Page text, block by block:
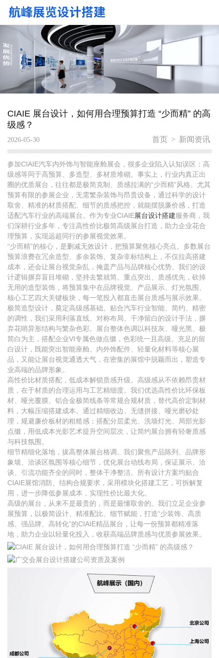
CIAIE 展台设计，如何用合理预算打造 “少而精” 的高
级感？
2026-05-30 首页 > 新闻资讯
参加CIAIE汽车内外饰与智能座舱展会，很多企业陷入认知误区：高
级感等同于高预算、多造型、多材质堆砌。事实上，行业内真正出
圈的优质展台，往往都是极简克制、质感拉满的“少而精”风格。尤其
预算有限的参展企业，无需繁杂装饰与昂贵设备，通过科学的设计
取舍、精准的材质搭配、细节的质感把控，就能摆脱廉价感，打造
适配汽车行业的高端展台。作为专业CIAIE展台设计搭建服务商，我
们深耕行业多年，专注高性价比极简高级展台打造，助力企业花合
理预算，实现远超同行的参展视觉效果。
“少而精”的核心，是删减无效设计，把预算聚焦核心亮点。多数展台
预算浪费在冗余造型、多余装饰、复杂非标结构上，不仅拉高搭建
成本，还会让展台视觉杂乱，掩盖产品与品牌核心优势。我们的设
计逻辑摒弃盲目堆砌，坚持去繁就简、重点突出、质感优先，砍掉
无用的造型装饰，将预算集中在品牌视觉、产品展示、灯光氛围、
核心工艺四大关键板块，每一笔投入都直击展台质感与展示效果。
极简造型设计，奠定高级感基础。贴合汽车行业智能、简约、精密
的调性，我们采用利落直线、对称布局、干净留白的设计手法，摒
弃花哨异形结构与繁杂色彩。展台整体色调以科技灰、哑光黑、极
简白为主，搭配企业VI专属色做点缀，色彩统一且高级。充足的留
白设计，既能突出智能座舱、内外饰配件、轻量化材料等核心展
品，又能让展台视觉通透大气，在密集的展馆中脱颖而出，塑造专
业高端的品牌形象。
高性价比材质搭配，低成本解锁质感升级。高级感从不依赖昂贵材
质，在于材质的合理运用与工艺精细度。我们优选高性价比环保板
材、哑光覆膜、铝合金极简线条等常规合规材质，替代高价定制材
料，大幅压缩搭建成本。通过精细收边、无缝拼接、哑光磨砂处
理，规避廉价板材的粗糙感；搭配分层柔光、洗墙灯光、局部光影
点缀，用低成本光影艺术提升空间层次，让简约展台拥有轻奢质感
与科技氛围。
细节精细化落地，拔高整体展台格调。我们聚焦产品陈列、品牌形
象墙、洽谈区氛围等核心细节，优化展台动线布局，保证展示、洽
谈、引流功能齐全的同时，整体干净整洁。所有设计方案均贴合
CIAIE展馆消防、结构合规要求，采用模块化搭建工艺，可拆解复
用，进一步降低参展成本，实现性价比最大化。
高级的展台，从来不是最贵的，而是最懂取舍的。我们立足企业参
展预算，以极简设计、精准配比、细节赋能，打造“少装饰、高质
感、强品牌、高转化”的CIAIE精品展台，让每一份预算都精准落
地，助力企业以轻量化投入，收获高端品牌质感与优质参展效果。